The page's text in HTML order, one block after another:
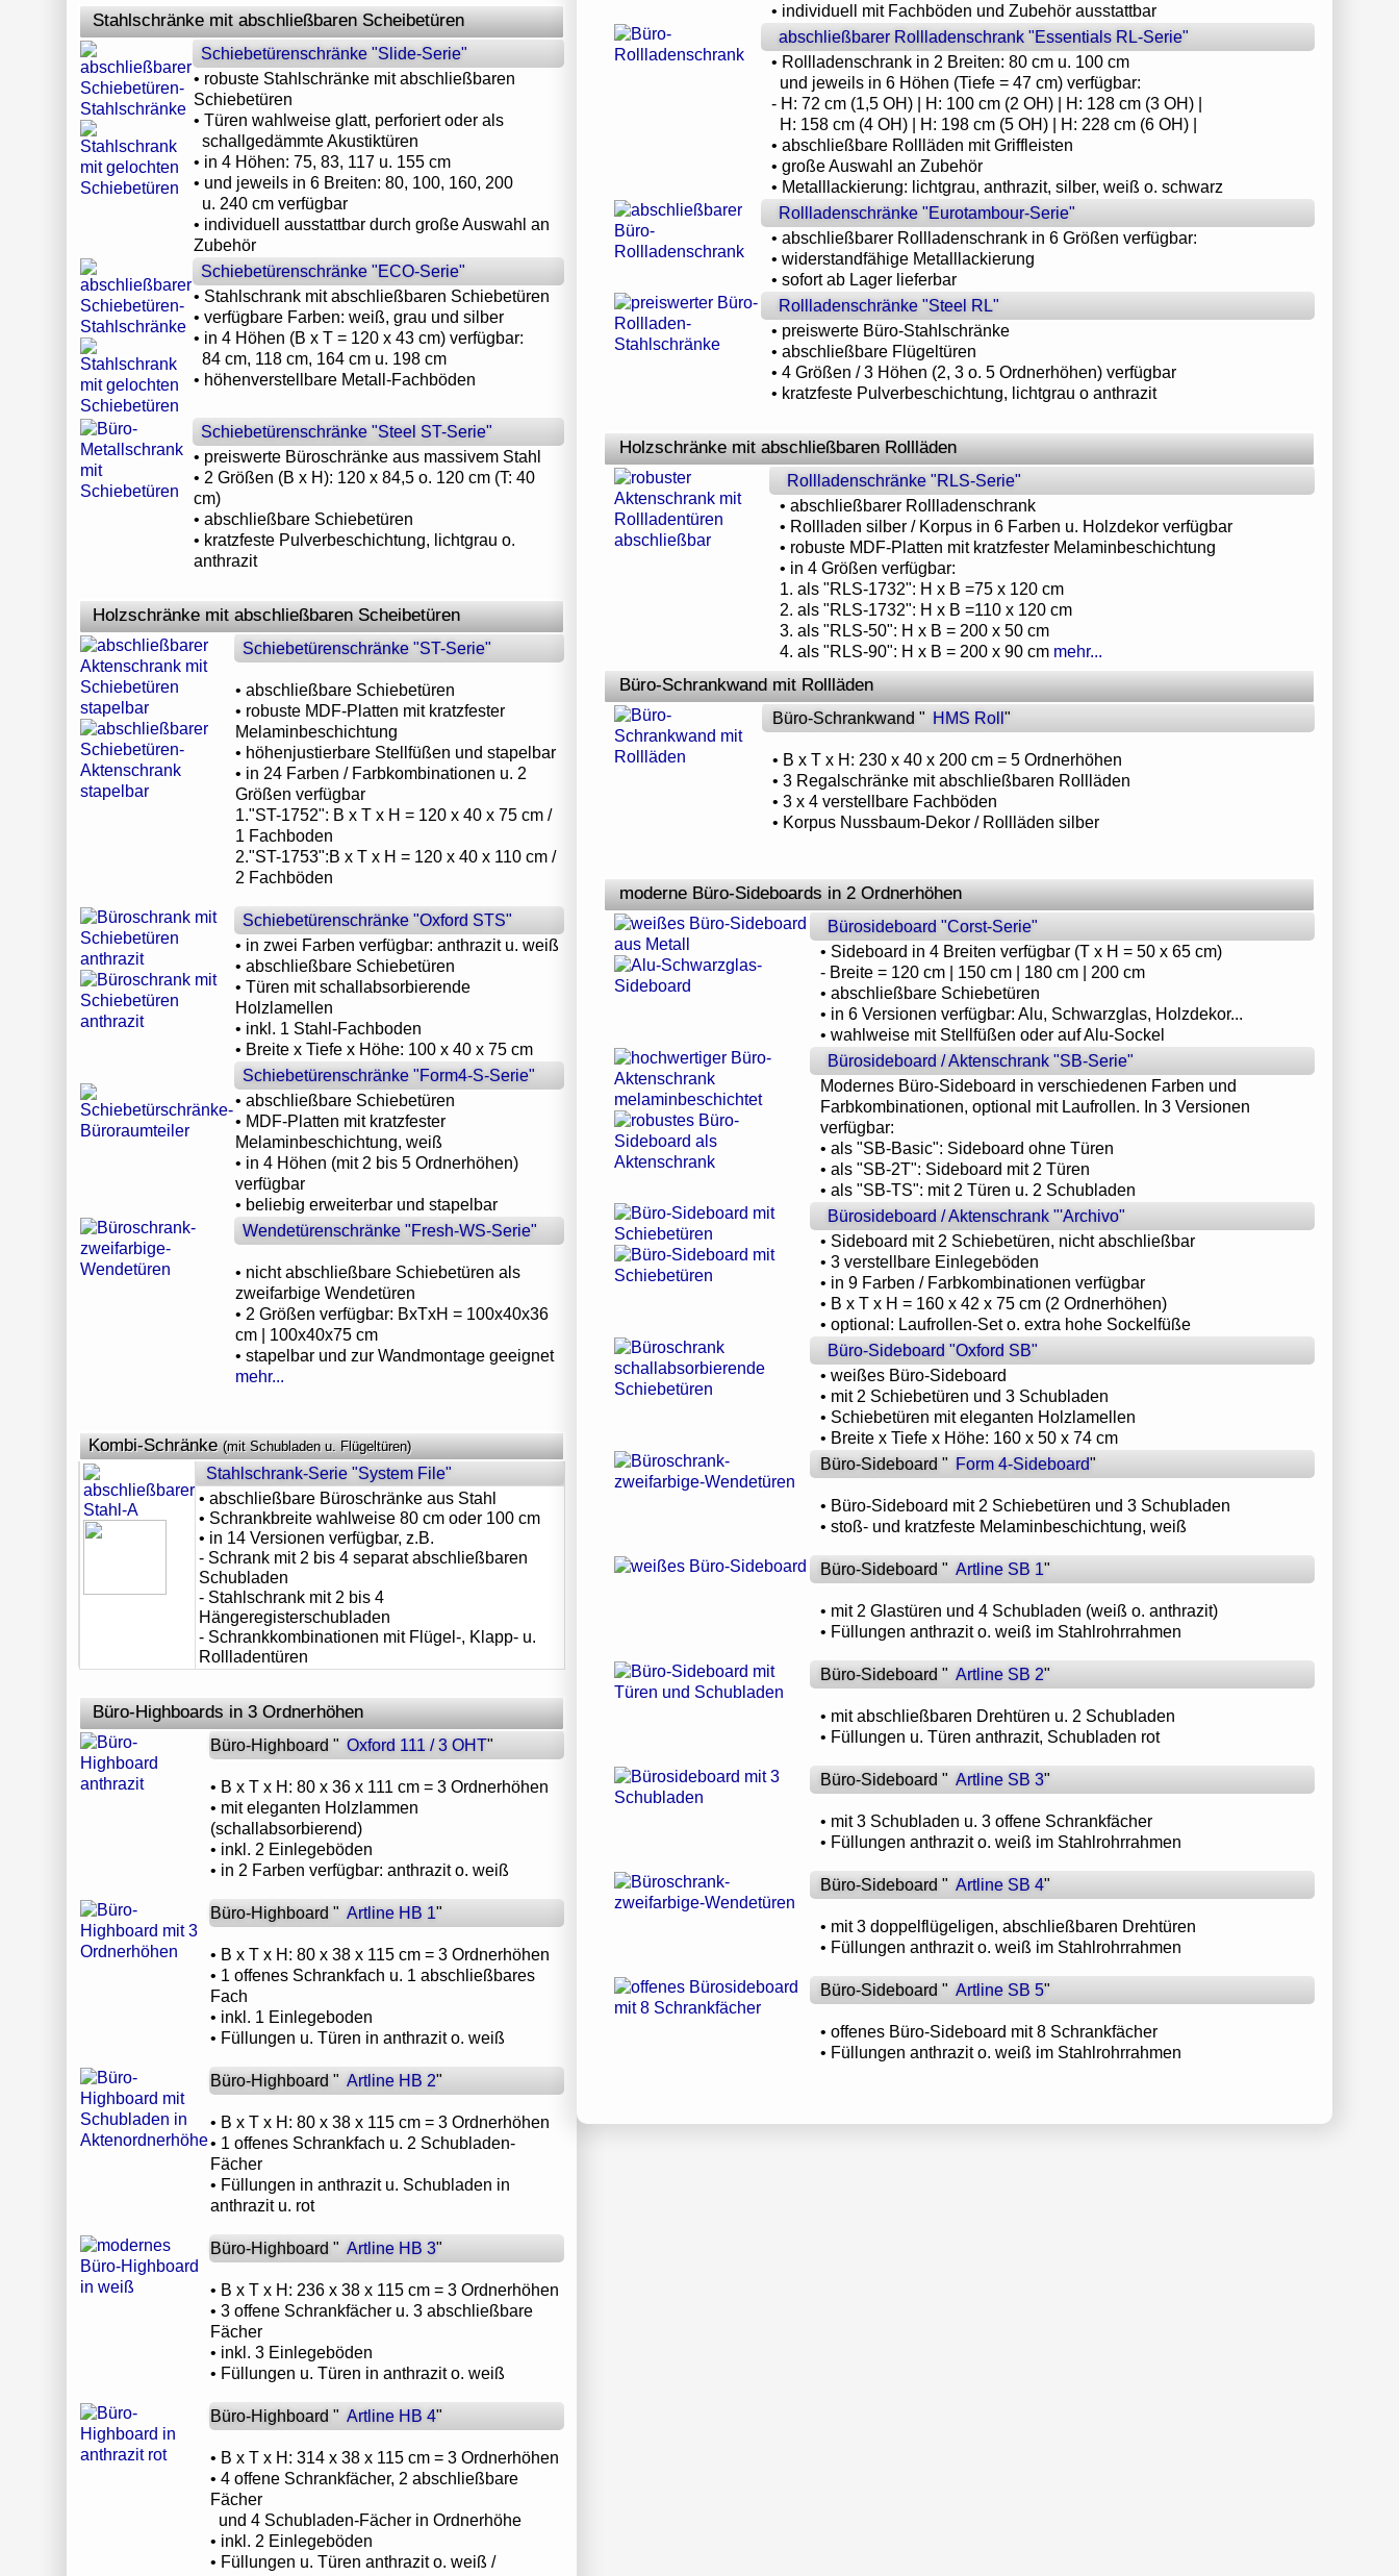
• individuell mit Fachböden und Zubehör ausstattbar
abschließbarer Rollladenschrank "Essentials RL-Serie"
• Rollladenschrank in 2 Breiten: 80 cm u. 100 cm
und jeweils in 6 Höhen (Tiefe = 47 cm) verfügbar:
- H: 72 cm (1,5 OH) | H: 100 cm (2 OH) | H: 128 cm (3 OH) |
H: 158 cm (4 OH) | H: 198 cm (5 OH) | H: 228 cm (6 OH) |
• abschließbare Rollläden mit Griffleisten
• große Auswahl an Zubehör
• Metalllackierung: lichtgrau, anthrazit, silber, weiß o. schwarz
Rollladenschränke "Eurotambour-Serie"
• abschließbarer Rollladenschrank in 6 Größen verfügbar:
• widerstandfähige Metalllackierung
• sofort ab Lager lieferbar
Rollladenschränke "Steel RL"
• preiswerte Büro-Stahlschränke
• abschließbare Flügeltüren
• 4 Größen / 3 Höhen (2, 3 o. 5 Ordnerhöhen) verfügbar
• kratzfeste Pulverbeschichtung, lichtgrau o anthrazit
Holzschränke mit abschließbaren Rollläden
Rollladenschränke "RLS-Serie"
• abschließbarer Rollladenschrank
• Rollladen silber / Korpus in 6 Farben u. Holzdekor verfügbar
• robuste MDF-Platten mit kratzfester Melaminbeschichtung
• in 4 Größen verfügbar:
1. als "RLS-1732": H x B =75 x 120 cm
2. als "RLS-1732": H x B =110 x 120 cm
3. als "RLS-50": H x B = 200 x 50 cm
4. als "RLS-90": H x B = 200 x 90 cm mehr...
Büro-Schrankwand mit Rollläden
Büro-Schrankwand " HMS Roll "
• B x T x H: 230 x 40 x 200 cm = 5 Ordnerhöhen
• 3 Regalschränke mit abschließbaren Rollläden
• 3 x 4 verstellbare Fachböden
• Korpus Nussbaum-Dekor / Rollläden silber
moderne Büro-Sideboards in 2 Ordnerhöhen
Bürosideboard "Corst-Serie"
• Sideboard in 4 Breiten verfügbar (T x H = 50 x 65 cm)
- Breite = 120 cm | 150 cm | 180 cm | 200 cm
• abschließbare Schiebetüren
• in 6 Versionen verfügbar: Alu, Schwarzglas, Holzdekor...
• wahlweise mit Stellfüßen oder auf Alu-Sockel
Bürosideboard / Aktenschrank "SB-Serie"
Modernes Büro-Sideboard in verschiedenen Farben und
Farbkombinationen, optional mit Laufrollen. In 3 Versionen
verfügbar:
• als "SB-Basic": Sideboard ohne Türen
• als "SB-2T": Sideboard mit 2 Türen
• als "SB-TS": mit 2 Türen u. 2 Schubladen
Bürosideboard / Aktenschrank "'Archivo"
• Sideboard mit 2 Schiebetüren, nicht abschließbar
• 3 verstellbare Einlegeböden
• in 9 Farben / Farbkombinationen verfügbar
• B x T x H = 160 x 42 x 75 cm (2 Ordnerhöhen)
• optional: Laufrollen-Set o. extra hohe Sockelfüße
Büro-Sideboard "Oxford SB"
• weißes Büro-Sideboard
• mit 2 Schiebetüren und 3 Schubladen
• Schiebetüren mit eleganten Holzlamellen
• Breite x Tiefe x Höhe: 160 x 50 x 74 cm
Büro-Sideboard " Form 4-Sideboard"
• Büro-Sideboard mit 2 Schiebetüren und 3 Schubladen
• stoß- und kratzfeste Melaminbeschichtung, weiß
Büro-Sideboard " Artline SB 1"
• mit 2 Glastüren und 4 Schubladen (weiß o. anthrazit)
• Füllungen anthrazit o. weiß im Stahlrohrrahmen
Büro-Sideboard " Artline SB 2"
• mit abschließbaren Drehtüren u. 2 Schubladen
• Füllungen u. Türen anthrazit, Schubladen rot
Büro-Sideboard " Artline SB 3"
• mit 3 Schubladen u. 3 offene Schrankfächer
• Füllungen anthrazit o. weiß im Stahlrohrrahmen
Büro-Sideboard " Artline SB 4"
• mit 3 doppelflügeligen, abschließbaren Drehtüren
• Füllungen anthrazit o. weiß im Stahlrohrrahmen
Büro-Sideboard " Artline SB 5"
• offenes Büro-Sideboard mit 8 Schrankfächer
• Füllungen anthrazit o. weiß im Stahlrohrrahmen
Stahlschränke mit abschließbaren Scheibetüren
Schiebetürenschränke "Slide-Serie"
• robuste Stahlschränke mit abschließbaren
Schiebetüren
• Türen wahlweise glatt, perforiert oder als
schallgedämmte Akustiktüren
• in 4 Höhen: 75, 83, 117 u. 155 cm
• und jeweils in 6 Breiten: 80, 100, 160, 200
u. 240 cm verfügbar
• individuell ausstattbar durch große Auswahl an
Zubehör
Schiebetürenschränke "ECO-Serie"
• Stahlschrank mit abschließbaren Schiebetüren
• verfügbare Farben: weiß, grau und silber
• in 4 Höhen (B x T = 120 x 43 cm) verfügbar:
84 cm, 118 cm, 164 cm u. 198 cm
• höhenverstellbare Metall-Fachböden
Schiebetürenschränke "Steel ST-Serie"
• preiswerte Büroschränke aus massivem Stahl
• 2 Größen (B x H): 120 x 84,5 o. 120 cm (T: 40
cm)
• abschließbare Schiebetüren
• kratzfeste Pulverbeschichtung, lichtgrau o.
anthrazit
Holzschränke mit abschließbaren Scheibetüren
Schiebetürenschränke "ST-Serie"
• abschließbare Schiebetüren
• robuste MDF-Platten mit kratzfester
Melaminbeschichtung
• höhenjustierbare Stellfüßen und stapelbar
• in 24 Farben / Farbkombinationen u. 2
Größen verfügbar
1."ST-1752": B x T x H = 120 x 40 x 75 cm /
1 Fachboden
2."ST-1753":B x T x H = 120 x 40 x 110 cm /
2 Fachböden
Schiebetürenschränke "Oxford STS"
• in zwei Farben verfügbar: anthrazit u. weiß
• abschließbare Schiebetüren
• Türen mit schallabsorbierende
Holzlamellen
• inkl. 1 Stahl-Fachboden
• Breite x Tiefe x Höhe: 100 x 40 x 75 cm
Schiebetürenschränke "Form4-S-Serie"
• abschließbare Schiebetüren
• MDF-Platten mit kratzfester
Melaminbeschichtung, weiß
• in 4 Höhen (mit 2 bis 5 Ordnerhöhen)
verfügbar
• beliebig erweiterbar und stapelbar
Wendetürenschränke "Fresh-WS-Serie"
• nicht abschließbare Schiebetüren als
zweifarbige Wendetüren
• 2 Größen verfügbar: BxTxH = 100x40x36
cm | 100x40x75 cm
• stapelbar und zur Wandmontage geeignet
mehr...
Kombi-Schränke(mit Schubladen u. Flügeltüren)
Stahlschrank-Serie "System File"
• abschließbare Büroschränke aus Stahl
• Schrankbreite wahlweise 80 cm oder 100 cm
• in 14 Versionen verfügbar, z.B.
- Schrank mit 2 bis 4 separat abschließbaren
Schubladen
- Stahlschrank mit 2 bis 4
Hängeregisterschubladen
- Schrankkombinationen mit Flügel-, Klapp- u.
Rollladentüren
Büro-Highboards in 3 Ordnerhöhen
Büro-Highboard " Oxford 111 / 3 OHT"
• B x T x H: 80 x 36 x 111 cm = 3 Ordnerhöhen
• mit eleganten Holzlammen
(schallabsorbierend)
• inkl. 2 Einlegeböden
• in 2 Farben verfügbar: anthrazit o. weiß
Büro-Highboard " Artline HB 1"
• B x T x H: 80 x 38 x 115 cm = 3 Ordnerhöhen
• 1 offenes Schrankfach u. 1 abschließbares
Fach
• inkl. 1 Einlegeboden
• Füllungen u. Türen in anthrazit o. weiß
Büro-Highboard " Artline HB 2"
• B x T x H: 80 x 38 x 115 cm = 3 Ordnerhöhen
• 1 offenes Schrankfach u. 2 Schubladen-
Fächer
• Füllungen in anthrazit u. Schubladen in
anthrazit u. rot
Büro-Highboard " Artline HB 3"
• B x T x H: 236 x 38 x 115 cm = 3 Ordnerhöhen
• 3 offene Schrankfächer u. 3 abschließbare
Fächer
• inkl. 3 Einlegeböden
• Füllungen u. Türen in anthrazit o. weiß
Büro-Highboard " Artline HB 4"
• B x T x H: 314 x 38 x 115 cm = 3 Ordnerhöhen
• 4 offene Schrankfächer, 2 abschließbare
Fächer
und 4 Schubladen-Fächer in Ordnerhöhe
• inkl. 2 Einlegeböden
• Füllungen u. Türen anthrazit o. weiß /